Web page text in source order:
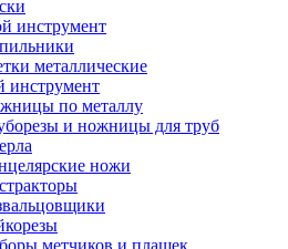
инструмент
металлические
инструмент
по металлу
и ножницы для труб
ножи
метчиков и плашек